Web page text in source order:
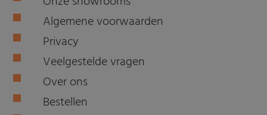
Algemene voorwaarden
Privacy
Veelgestelde vragen
Over ons
Bestellen